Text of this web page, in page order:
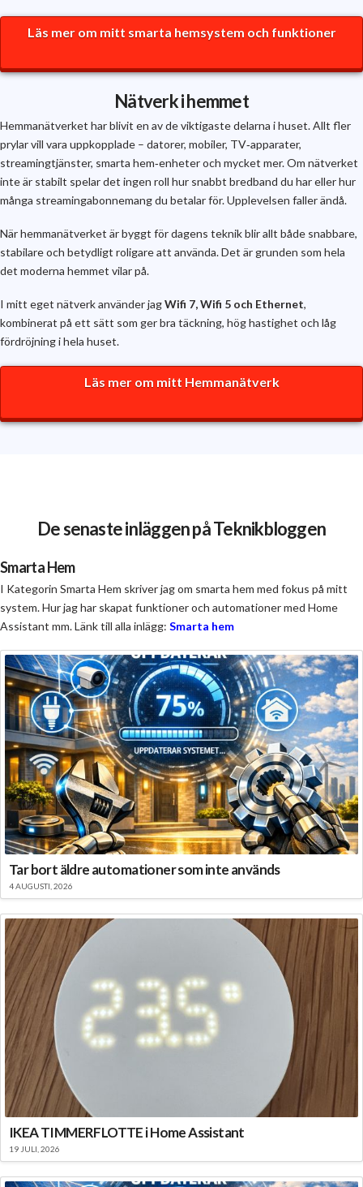
Läs mer om mitt smarta hemsystem och funktioner
Nätverk i hemmet
Hemmanätverket har blivit en av de viktigaste delarna i huset. Allt fler
prylar vill vara uppkopplade – datorer, mobiler, TV‑apparater,
streamingtjänster, smarta hem‑enheter och mycket mer. Om nätverket
inte är stabilt spelar det ingen roll hur snabbt bredband du har eller hur
många streamingabonnemang du betalar för. Upplevelsen faller ändå.
När hemmanätverket är byggt för dagens teknik blir allt både snabbare,
stabilare och betydligt roligare att använda. Det är grunden som hela
det moderna hemmet vilar på.
I mitt eget nätverk använder jagWifi 7, Wifi 5 och Ethernet,
kombinerat på ett sätt som ger bra täckning, hög hastighet och låg
fördröjning i hela huset.
Läs mer om mitt Hemmanätverk
De senaste inläggen på Teknikbloggen
Smarta Hem
I Kategorin Smarta Hem skriver jag om smarta hem med fokus på mitt
system. Hur jag har skapat funktioner och automationer med Home
Assistant mm. Länk till alla inlägg: Smarta hem
Tar bort äldre automationer som inte används
4 AUGUSTI, 2026
IKEA TIMMERFLOTTE i Home Assistant
19 JULI, 2026